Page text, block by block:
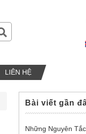
LIÊN HỆ
Bài viết gần
Những Nguyên